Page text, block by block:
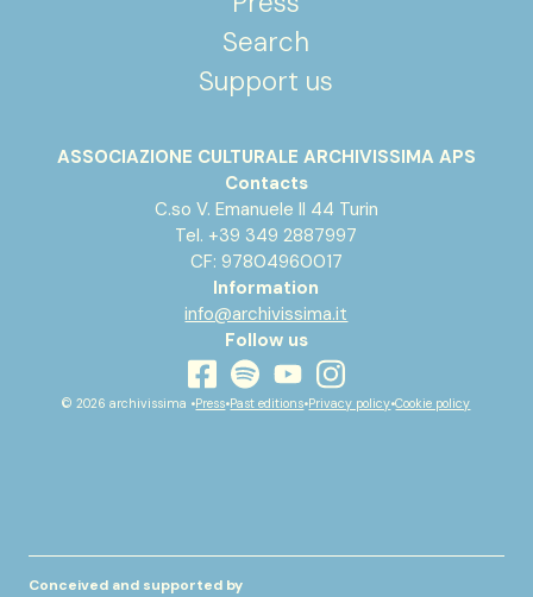
Search
Support us
ASSOCIAZIONE CULTURALE ARCHIVISSIMA APS
Contacts
C.so V. Emanuele II 44 Turin
Tel. +39 349 2887997
CF: 97804960017
Information
info@archivissima.it
Follow us
facebook
spotifyyoutubeinstagram
© 2026 archivissima •Press•Past editions•Privacy policy•Cookie policy
Conceived and supported by